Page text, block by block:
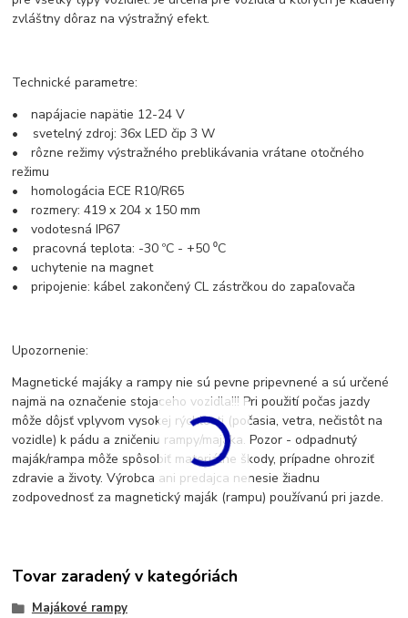
zvláštny dôraz na výstražný efekt.
Technické parametre:
• napájacie napätie 12-24 V
• svetelný zdroj: 36x LED čip 3 W
• rôzne režimy výstražného preblikávania vrátane otočného
režimu
• homologácia ECE R10/R65
• rozmery: 419 x 204 x 150 mm
• vodotesná IP67
• pracovná teplota: -30 ºC - +50 ⁰C
• uchytenie na magnet
• pripojenie: kábel zakončený CL zástrčkou do zapaľovača
Upozornenie:
Magnetické majáky a rampy nie sú pevne pripevnené a sú určené
najmä na označenie stojaceho vozidla!!! Pri použití počas jazdy
môže dôjsť vplyvom vysokej rýchlosti (počasia, vetra, nečistôt na
vozidle) k pádu a zničeniu rampy/majáka. Pozor - odpadnutý
maják/rampa môže spôsobiť materiálne škody, prípadne ohroziť
zdravie a životy. Výrobca ani predajca nenesie žiadnu
zodpovednosť za magnetický maják (rampu) používanú pri jazde.
Tovar zaradený v kategóriách
Majákové rampy